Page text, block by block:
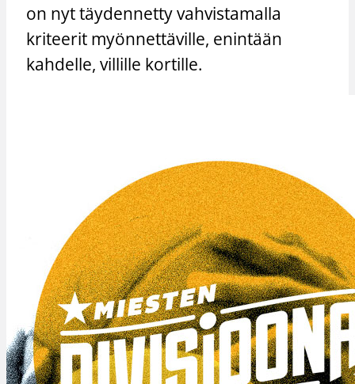
on nyt täydennetty vahvistamalla
kriteerit myönnettäville, enintään
kahdelle, villille kortille.